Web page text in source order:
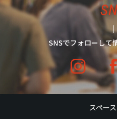
SNSでフォローして
スペー